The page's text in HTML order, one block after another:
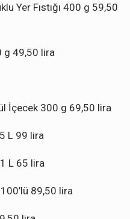
Yer Fıstığı 400 g 59,50
g 49,50 lira
İçecek 300 g 69,50 lira
L 99 lira
L 65 lira
89,50 lira